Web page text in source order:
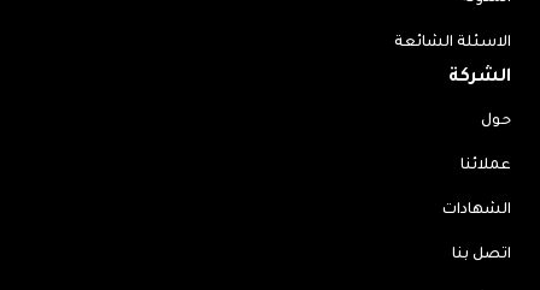
الاسئلة الشائعة
الشركة
حول
عملائنا
الشهادات
اتصل بنا